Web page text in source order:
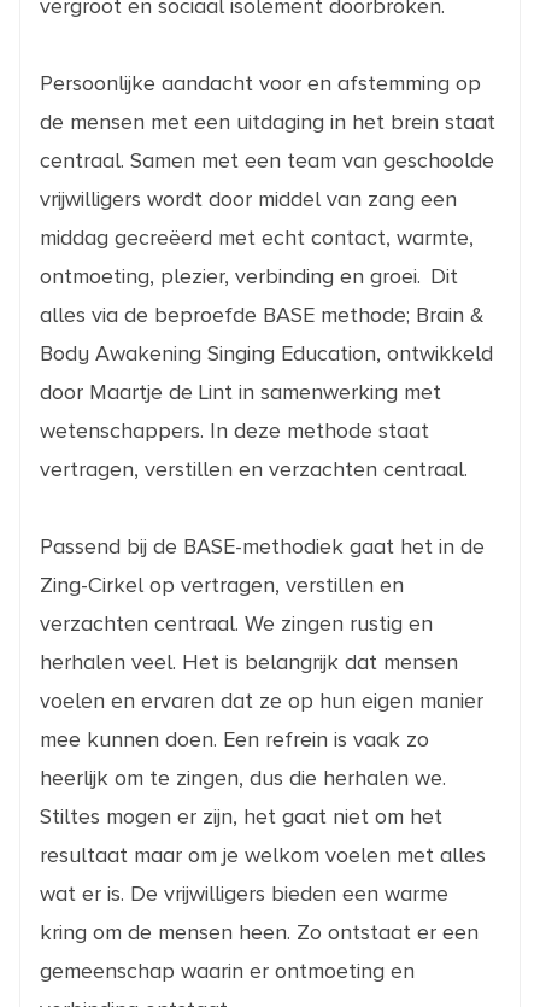
vergroot en sociaal isolement doorbroken.
Persoonlijke aandacht voor en afstemming op
de mensen met een uitdaging in het brein staat
centraal. Samen met een team van geschoolde
vrijwilligers wordt door middel van zang een
middag gecreëerd met echt contact, warmte,
ontmoeting, plezier, verbinding en groei. Dit
alles via de beproefde BASE methode; Brain &
Body Awakening Singing Education, ontwikkeld
door Maartje de Lint in samenwerking met
wetenschappers. In deze methode staat
vertragen, verstillen en verzachten centraal.
Passend bij de BASE-methodiek gaat het in de
Zing-Cirkel op vertragen, verstillen en
verzachten centraal. We zingen rustig en
herhalen veel. Het is belangrijk dat mensen
voelen en ervaren dat ze op hun eigen manier
mee kunnen doen. Een refrein is vaak zo
heerlijk om te zingen, dus die herhalen we.
Stiltes mogen er zijn, het gaat niet om het
resultaat maar om je welkom voelen met alles
wat er is. De vrijwilligers bieden een warme
kring om de mensen heen. Zo ontstaat er een
gemeenschap waarin er ontmoeting en